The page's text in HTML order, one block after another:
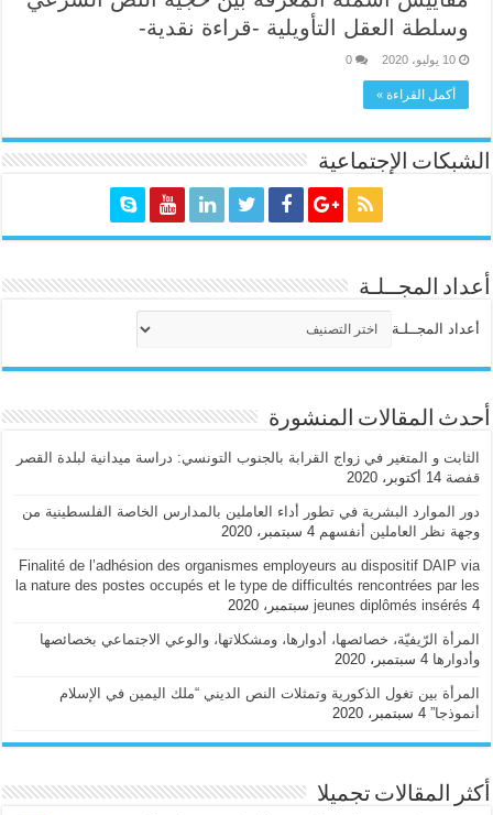
وسلطة العقل التأويلية -قراءة نقدية-
10 يوليو، 2020 0
أكمل القراءة »
الشبكات الإجتماعية
أعداد المجــلـة
أعداد المجــلـة
أحدث المقالات المنشورة
الثابت و المتغير في زواج القرابة بالجنوب التونسي: دراسة ميدانية لبلدة القصر
قفصة 14 أكتوبر، 2020
دور الموارد البشرية في تطور أداء العاملين بالمدارس الخاصة الفلسطينية من
وجهة نظر العاملين أنفسهم 4 سبتمبر، 2020
Finalité de l’adhésion des organismes employeurs au dispositif DAIP via
la nature des postes occupés et le type de difficultés rencontrées par les
jeunes diplômés insérés 4 سبتمبر، 2020
المرأة الرّيفيّة، خصائصها، أدوارها، ومشكلاتها، والوعي الاجتماعي بخصائصها
وأدوارها 4 سبتمبر، 2020
المرأة بين تغول الذكورية وتمثلات النص الديني “ملك اليمين في الإسلام
أنموذجا” 4 سبتمبر، 2020
أكثر المقالات تجميلا